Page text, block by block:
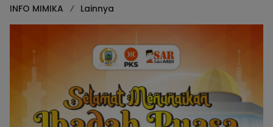
INFO MIMIKA
Lainnya